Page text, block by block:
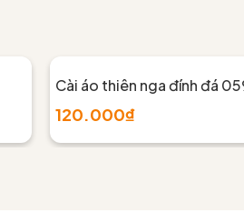
Cài áo thiên nga đính đá
120.000₫